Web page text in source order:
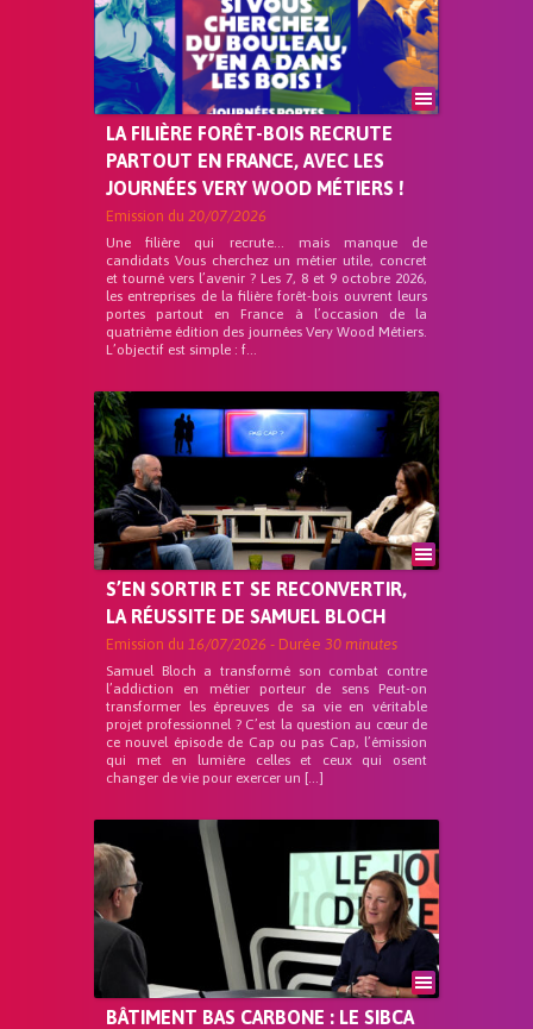
LA FILIÈRE FORÊT-BOIS RECRUTE
PARTOUT EN FRANCE, AVEC LES
JOURNÉES VERY WOOD MÉTIERS !
Emission du 20/07/2026
Une filière qui recrute… mais manque de
candidats Vous cherchez un métier utile, concret
et tourné vers l’avenir ? Les 7, 8 et 9 octobre 2026,
les entreprises de la filière forêt-bois ouvrent leurs
portes partout en France à l’occasion de la
quatrième édition des journées Very Wood Métiers.
L’objectif est simple : f...
S’EN SORTIR ET SE RECONVERTIR,
LA RÉUSSITE DE SAMUEL BLOCH
Emission du 16/07/2026 - Durée 30 minutes
Samuel Bloch a transformé son combat contre
l’addiction en métier porteur de sens Peut-on
transformer les épreuves de sa vie en véritable
projet professionnel ? C’est la question au cœur de
ce nouvel épisode de Cap ou pas Cap, l’émission
qui met en lumière celles et ceux qui osent
changer de vie pour exercer un […]
BÂTIMENT BAS CARBONE : LE SIBCA